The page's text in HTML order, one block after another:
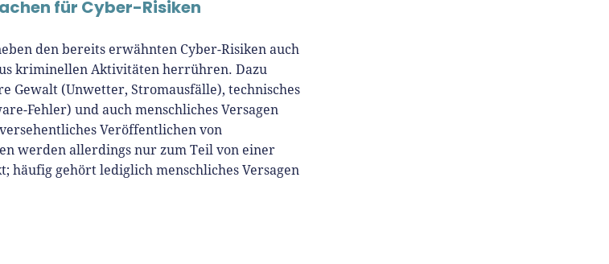
für Cyber-Risiken
den bereits erwähnten Cyber-Risiken auch
kriminellen Aktivitäten herrühren. Dazu
Gewalt (Unwetter, Stromausfälle), technisches
Fehler) und auch menschliches Versagen
Veröffentlichen von
werden allerdings nur zum Teil von einer
häufig gehört lediglich menschliches Versagen